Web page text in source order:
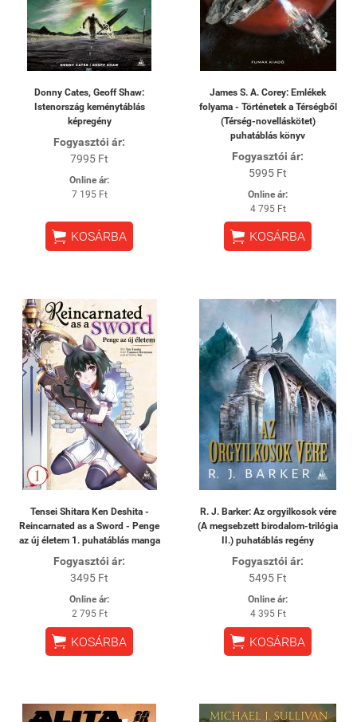
Donny Cates, Geoff Shaw:
Istenország keménytáblás
képregény
Fogyasztói ár:
7995 Ft
Online ár:
7 195 Ft
 KOSÁRBA
James S. A. Corey: Emlékek
folyama - Történetek a Térségből
(Térség-novelláskötet)
puhatáblás könyv
Fogyasztói ár:
5995 Ft
Online ár:
4 795 Ft
 KOSÁRBA
Tensei Shitara Ken Deshita -
Reincarnated as a Sword - Penge
az új életem 1. puhatáblás manga
Fogyasztói ár:
3495 Ft
Online ár:
2 795 Ft
 KOSÁRBA
R. J. Barker: Az orgyilkosok vére
(A megsebzett birodalom-trilógia
II.) puhatáblás regény
Fogyasztói ár:
5495 Ft
Online ár:
4 395 Ft
 KOSÁRBA